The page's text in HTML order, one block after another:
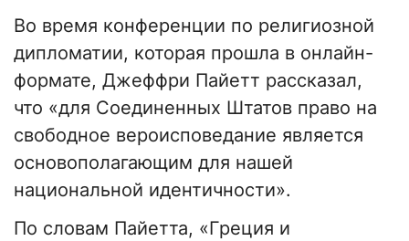
Во время конференции по религиозной
дипломатии, которая прошла в онлайн-
формате, Джеффри Пайетт рассказал,
что «для Соединенных Штатов право на
свободное вероисповедание является
основополагающим для нашей
национальной идентичности».
По словам Пайетта, «Греция и